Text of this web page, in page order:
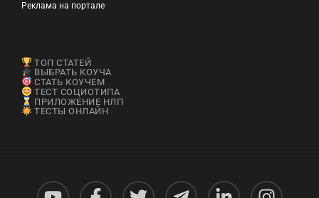
Реклама на портале
ТОП СТАТЕЙ
ВЫБРАТЬ КОУЧА
СТАТЬ КОУЧЕМ
ТЕСТ СОЦИОТИПА
ПРИЛОЖЕНИЕ НЛП
ТЕСТЫ ОНЛАЙН